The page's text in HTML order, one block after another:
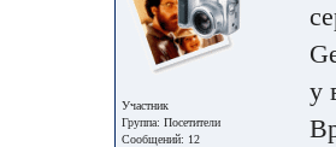
Участник
Группа: Посетители
Сообщений: 12
у